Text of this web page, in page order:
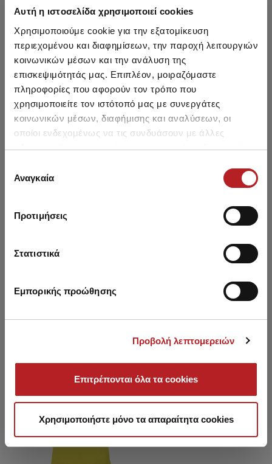
Αυτή η ιστοσελίδα χρησιμοποιεί cookies
Χρησιμοποιούμε cookie για την εξατομίκευση
περιεχομένου και διαφημίσεων, την παροχή λειτουργιών
κοινωνικών μέσων και την ανάλυση της
επισκεψιμότητάς μας. Επιπλέον, μοιραζόμαστε
πληροφορίες που αφορούν τον τρόπο που
χρησιμοποιείτε τον ιστότοπό μας με συνεργάτες
κοινωνικών μέσων, διαφήμισης και αναλύσεων, οι
οποίοι ενδεχομένως να τις συνδυάσουν με άλλες
πληροφορίες που τους έχετε παραχωρήσει ή τις οποίες
των υπηρεσιών τους.
συγκατάθεσης
Αναγκαία
Προτιμήσεις
Στατιστικά
Εμπορικής προώθησης
Προβολή λεπτομερειών
Επιτρέπονται όλα τα cookies
Χρησιμοποιήστε μόνο τα απαραίτητα cookies
HOT OFFER